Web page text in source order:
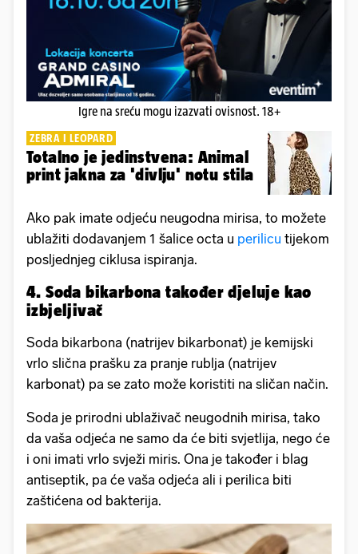
Igre na sreću mogu izazvati ovisnost. 18+
ZEBRA I LEOPARD
Totalno je jedinstvena: Animal
print jakna za 'divlju' notu stila
Ako pak imate odjeću neugodna mirisa, to možete
ublažiti dodavanjem 1 šalice octa u perilicu tijekom
posljednjeg ciklusa ispiranja.
4. Soda bikarbona također djeluje kao
izbjeljivač
Soda bikarbona (natrijev bikarbonat) je kemijski
vrlo slična prašku za pranje rublja (natrijev
karbonat) pa se zato može koristiti na sličan način.
Soda je prirodni ublaživač neugodnih mirisa, tako
da vaša odjeća ne samo da će biti svjetlija, nego će
i oni imati vrlo svježi miris. Ona je također i blag
antiseptik, pa će vaša odjeća ali i perilica biti
zaštićena od bakterija.